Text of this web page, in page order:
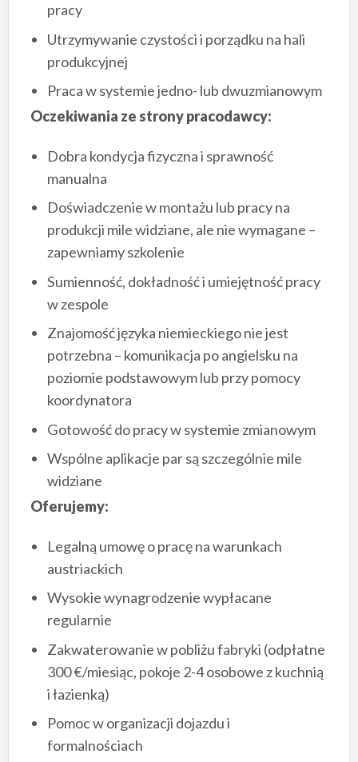
pracy
Utrzymywanie czystości i porządku na hali
produkcyjnej
Praca w systemie jedno- lub dwuzmianowym
Oczekiwania ze strony pracodawcy:
Dobra kondycja fizyczna i sprawność
manualna
Doświadczenie w montażu lub pracy na
produkcji mile widziane, ale nie wymagane –
zapewniamy szkolenie
Sumienność, dokładność i umiejętność pracy
w zespole
Znajomość języka niemieckiego nie jest
potrzebna – komunikacja po angielsku na
poziomie podstawowym lub przy pomocy
koordynatora
Gotowość do pracy w systemie zmianowym
Wspólne aplikacje par są szczególnie mile
widziane
Oferujemy:
Legalną umowę o pracę na warunkach
austriackich
Wysokie wynagrodzenie wypłacane
regularnie
Zakwaterowanie w pobliżu fabryki (odpłatne
300 €/miesiąc, pokoje 2-4 osobowe z kuchnią
i łazienką)
Pomoc w organizacji dojazdu i
formalnościach